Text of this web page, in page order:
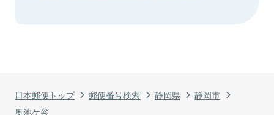
日本郵便トップ 郵便番号検索 静岡県
静岡市
奥池ケ谷